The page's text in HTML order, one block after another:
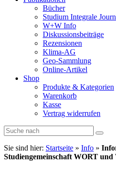
Bücher
Studium Integrale
W+W Info
Diskussionsbeiträge
Rezensionen
Klima-AG
Geo-Sammlung
Online-Artikel
Shop
Produkte & Kategorien
Warenkorb
Kasse
Vertrag widerrufen
Sie sind hier: Startseite » Info »
Studiengemeinschaft WORT und